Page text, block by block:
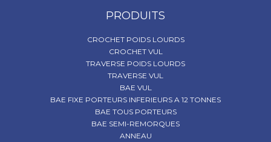
PRODUITS
CROCHET POIDS LOURDS
CROCHET VUL
TRAVERSE POIDS LOURDS
TRAVERSE VUL
BAE VUL
BAE FIXE PORTEURS INFERIEURS A 12 TONNES
BAE TOUS PORTEURS
BAE SEMI-REMORQUES
ANNEAU